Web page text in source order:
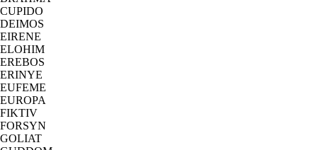
CUPIDO
DEIMOS
EIRENE
ELOHIM
EREBOS
ERINYE
EUFEME
EUROPA
FIKTIV
FORSYN
GOLIAT